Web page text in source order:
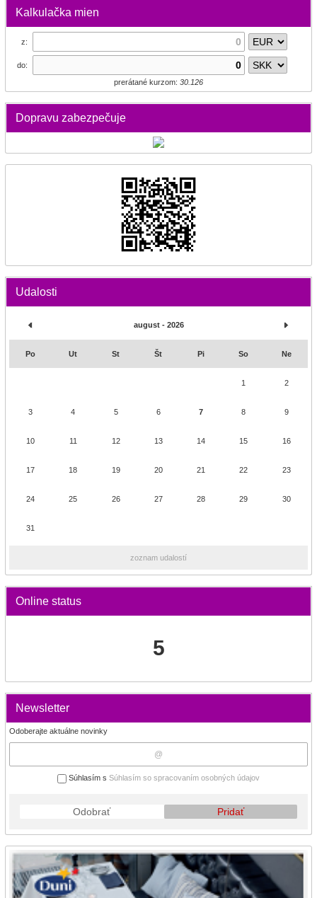
Kalkulačka mien
z:
do:
prerátané kurzom: 30.126
Dopravu zabezpečuje
Udalosti
august - 2026
Po Ut St Št Pi So Ne
1 2
3 4 5 6 7 8 9
10 11 12 13 14 15 16
17 18 19 20 21 22 23
24 25 26 27 28 29 30
31
zoznam udalostí
Online status
5
Newsletter
Odoberajte aktuálne novinky
Súhlasím s Súhlasím so spracovaním osobných údajov
Odobrať Pridať